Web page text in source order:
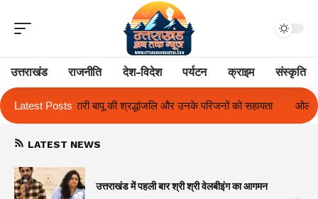
उत्तराखंड राजनीति देश-विदेश पर्यटन क्राइम संस्कृति
Latest Posts
को सहायता ओलंपस हाई के इंटर-हाउस फुटबॉल टूर्नामेंट में रिग हाउस बना
LATEST NEWS
उत्तराखंड में पहली बार श्री श्री वेलबीइंग का आगमन